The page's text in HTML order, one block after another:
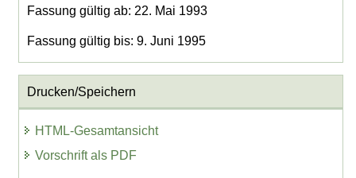
Fassung gültig ab: 22. Mai 1993
Fassung gültig bis: 9. Juni 1995
Drucken/Speichern
HTML-Gesamtansicht
Vorschrift als PDF